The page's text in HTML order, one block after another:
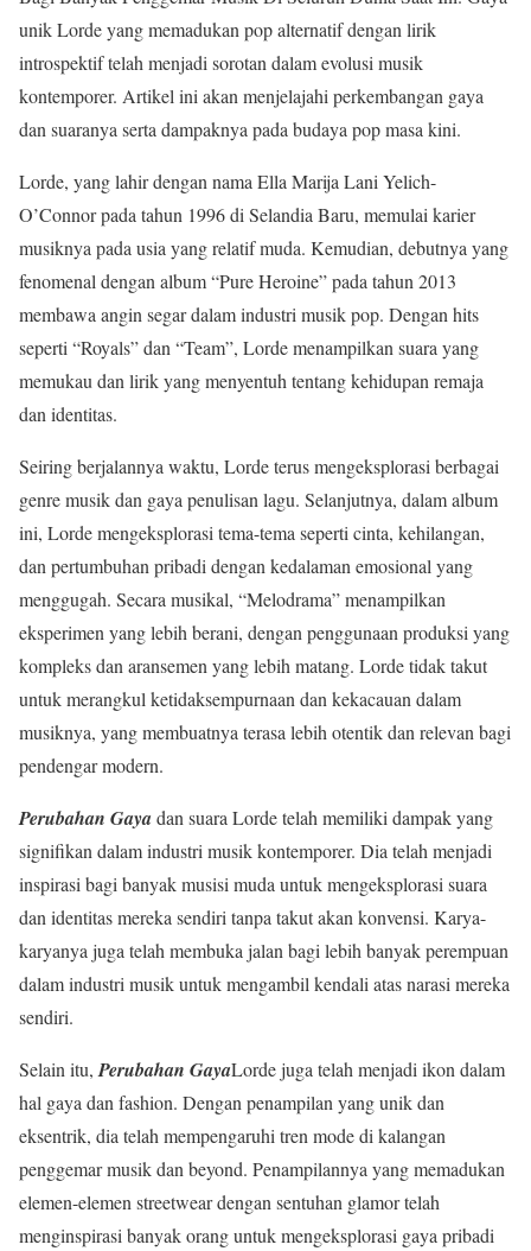
unik Lorde yang memadukan pop alternatif dengan lirik
introspektif telah menjadi sorotan dalam evolusi musik
kontemporer. Artikel ini akan menjelajahi perkembangan gaya
dan suaranya serta dampaknya pada budaya pop masa kini.
Lorde, yang lahir dengan nama Ella Marija Lani Yelich-
O’Connor pada tahun 1996 di Selandia Baru, memulai karier
musiknya pada usia yang relatif muda. Kemudian, debutnya yang
fenomenal dengan album “Pure Heroine” pada tahun 2013
membawa angin segar dalam industri musik pop. Dengan hits
seperti “Royals” dan “Team”, Lorde menampilkan suara yang
memukau dan lirik yang menyentuh tentang kehidupan remaja
dan identitas.
Seiring berjalannya waktu, Lorde terus mengeksplorasi berbagai
genre musik dan gaya penulisan lagu. Selanjutnya, dalam album
ini, Lorde mengeksplorasi tema-tema seperti cinta, kehilangan,
dan pertumbuhan pribadi dengan kedalaman emosional yang
menggugah. Secara musikal, “Melodrama” menampilkan
eksperimen yang lebih berani, dengan penggunaan produksi yang
kompleks dan aransemen yang lebih matang. Lorde tidak takut
untuk merangkul ketidaksempurnaan dan kekacauan dalam
musiknya, yang membuatnya terasa lebih otentik dan relevan bagi
pendengar modern.
Perubahan Gayadan suara Lorde telah memiliki dampak yang
signifikan dalam industri musik kontemporer. Dia telah menjadi
inspirasi bagi banyak musisi muda untuk mengeksplorasi suara
dan identitas mereka sendiri tanpa takut akan konvensi. Karya-
karyanya juga telah membuka jalan bagi lebih banyak perempuan
dalam industri musik untuk mengambil kendali atas narasi mereka
sendiri.
Selain itu, Perubahan GayaLorde juga telah menjadi ikon dalam
hal gaya dan fashion. Dengan penampilan yang unik dan
eksentrik, dia telah mempengaruhi tren mode di kalangan
penggemar musik dan beyond. Penampilannya yang memadukan
elemen-elemen streetwear dengan sentuhan glamor telah
menginspirasi banyak orang untuk mengeksplorasi gaya pribadi